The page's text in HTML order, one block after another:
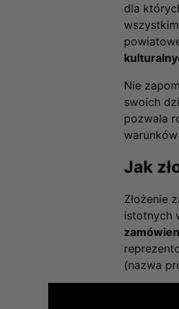
dla
wszystkim
Nie
swoich
pozwala
Jak
Złożenie
istotnych
(nazwa